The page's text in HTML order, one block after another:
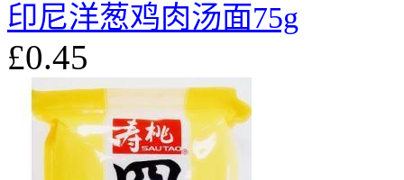
印尼洋葱鸡肉汤面75g
£0.45